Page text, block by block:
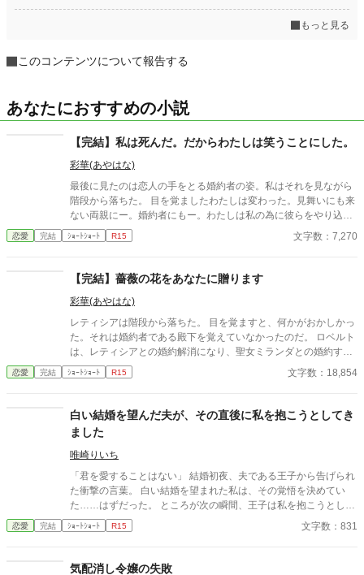
もっと見る
このコンテンツについて報告する
あなたにおすすめの小説
【完結】私は死んだ。だからわたしは笑うことにした。
彩華(あやはな)
最後に見たのは恋人の手をとる婚約者の姿。私はそれを見ながら
階段から落ちた。 目を覚ましたわたしは変わった。見舞いにも来
ない両親にー。婚約者にもー。わたしは私の為に彼らをやり込め
る。わたしは･･･私の為に、笑う。
恋愛 完結 ｼｮｰﾄｼｮｰﾄ R15 文字数：7,270
【完結】薔薇の花をあなたに贈ります
彩華(あやはな)
レティシアは階段から落ちた。 目を覚ますと、何かがおかしかっ
た。それは婚約者である殿下を覚えていなかったのだ。 ロベルト
は、レティシアとの婚約解消になり、聖女ミランダとの婚約する
ことになる。 たが、それに違和感を抱くようになる。 ロベルト殿
下視点がおもになります。 前作を多少引きずってはいますが、今
リーは変わらず)をなろうさんに投稿しました。
恋愛 完結 ｼｮｰﾄｼｮｰﾄ R15 文字数：18,854
白い結婚を望んだ夫が、その直後に私を抱こうとしてき
ました
唯崎りいち
「君を愛することはない」 結婚初夜、夫である王子から告げられ
た衝撃の言葉。 白い結婚を望まれた私は、その覚悟を決めてい
た……はずだった。 ところが次の瞬間、王子は私を抱こうとして
くる。 「待ってください！ あなた、私を愛さないと言いました
よね？」 愛するつもりはないのに、なぜ身体の関係だけ求めるの
ると、僕の心臓が止まるかもしれないんだ」 ……それ、絶対に我
恋愛 完結 ｼｮｰﾄｼｮｰﾄ R15 文字数：831
気配消し令嬢の失敗